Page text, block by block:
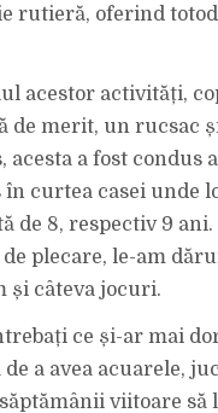
rutieră, oferind
acestor activități,
de merit, un rucsac
acesta a fost condus
în curtea casei unde
de 8, respectiv 9
plecare, le-am
și câteva jocuri.
ce și-ar mai
de a avea acuarele,
viitoare să